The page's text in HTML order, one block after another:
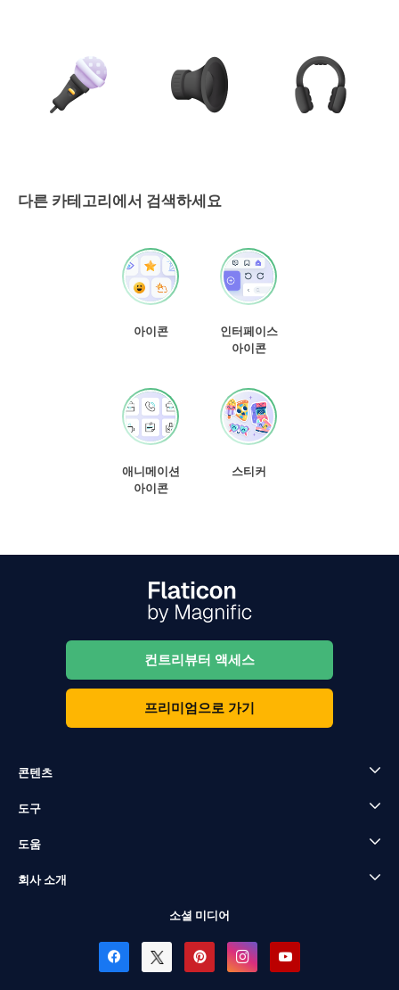
다른 카테고리에서 검색하세요
아이콘
인터페이스
아이콘
애니메이션
아이콘
스티커
컨트리뷰터 액세스
프리미엄으로 가기
콘텐츠
도구
도움
회사 소개
소셜 미디어